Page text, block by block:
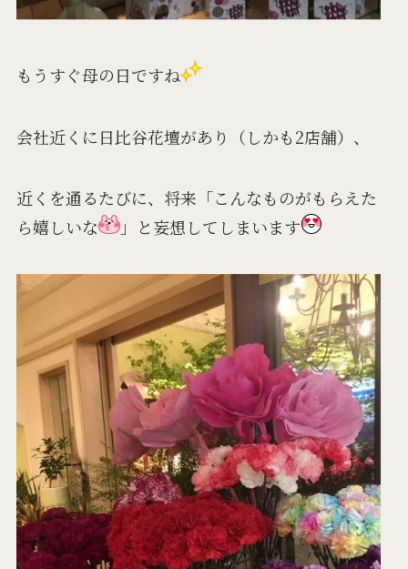
もうすぐ母の日ですね
会社近くに日比谷花壇があり（しかも2店舗）、
近くを通るたびに、将来「こんなものがもらえた
ら嬉しいな
」と妄想してしまいます